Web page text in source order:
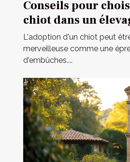
Conseils pour
chiot dans un
spécialisé
L'adoption d'un chiot peut
merveilleuse comme une
d'embûches....